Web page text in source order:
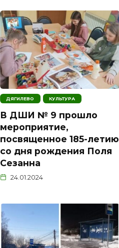
ДЯГИЛЕВО КУЛЬТУРА
В ДШИ № 9 прошло
мероприятие,
посвященное 185-летию
со дня рождения Поля
Сезанна
24.01.2024